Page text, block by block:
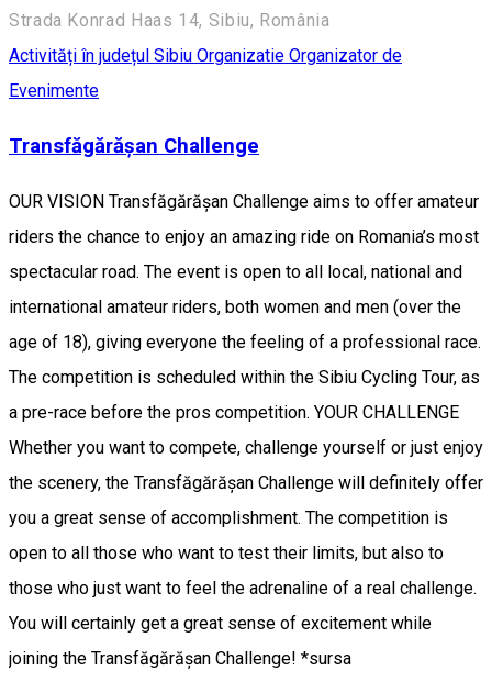
Strada Konrad Haas 14, Sibiu, România
Activități în județul Sibiu Organizatie Organizator de
Evenimente
Transfăgărășan Challenge
OUR VISION Transfăgărășan Challenge aims to offer amateur
riders the chance to enjoy an amazing ride on Romania’s most
spectacular road. The event is open to all local, national and
international amateur riders, both women and men (over the
age of 18), giving everyone the feeling of a professional race.
The competition is scheduled within the Sibiu Cycling Tour, as
a pre-race before the pros competition. YOUR CHALLENGE
Whether you want to compete, challenge yourself or just enjoy
the scenery, the Transfăgărășan Challenge will definitely offer
you a great sense of accomplishment. The competition is
open to all those who want to test their limits, but also to
those who just want to feel the adrenaline of a real challenge.
You will certainly get a great sense of excitement while
joining the Transfăgărășan Challenge! *sursa